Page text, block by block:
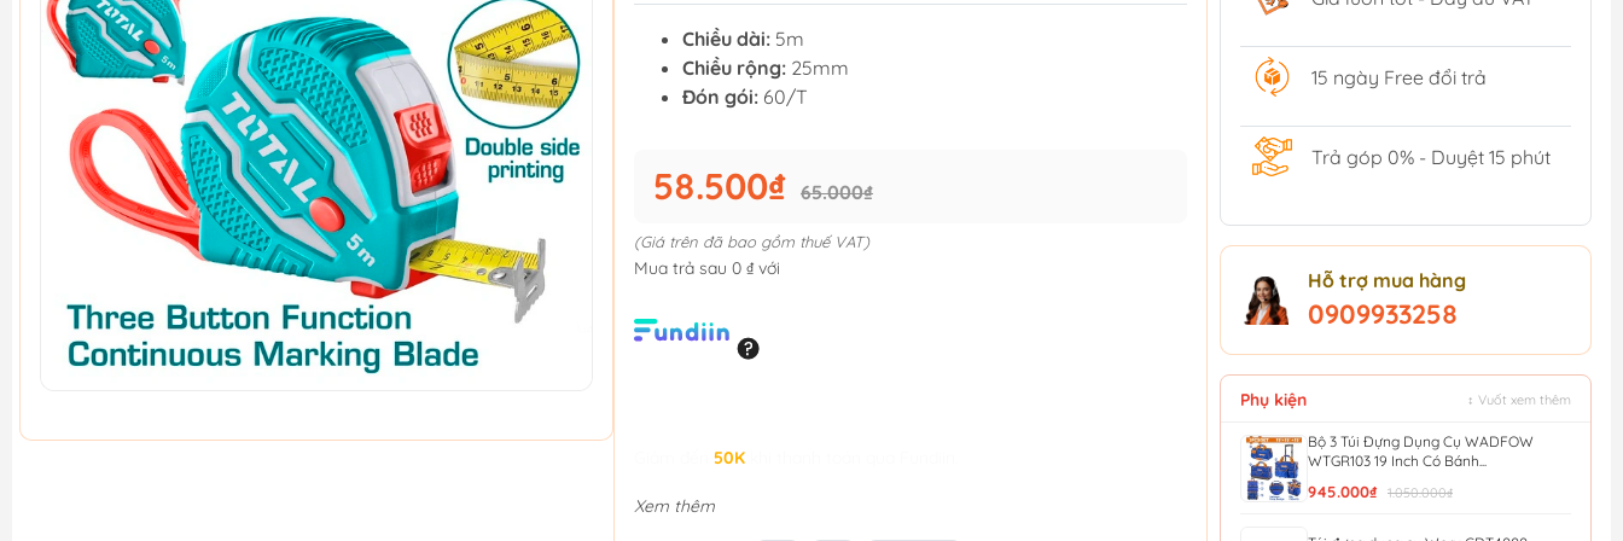
Chiều dài: 5m
Chiều rộng: 25mm
Đón gói: 60/T
58.500₫ 65.000₫
(Giá trên đã bao gồm thuế VAT)
Mua trả sau 0 ₫ với
50K
Xem thêm
15 ngày Free đổi trả
Trả góp 0% - Duyệt 15 phút
Hỗ trợ mua hàng
0909933258
Phụ kiện ↕ Vuốt xem thêm
Bộ 3 Túi Đựng Dụng Cụ WADFOW
WTGR103 19 Inch Có Bánh...
945.000₫ 1.050.000₫